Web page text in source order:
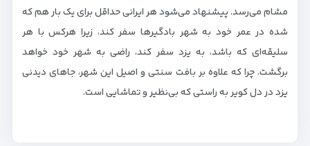
مشام می‌رسد. پیشنهاد می‌شود هر ایرانی حداقل برای یک بار هم که
شده در عمر خود به شهر بادگیرها سفر کند، زیرا هرکس با هر
سلیقه‌ای که باشد، به یزد سفر کند، راضی به شهر خود خواهد
برگشت. چرا که علاوه بر بافت سنتی و اصیل این شهر، جاهای دیدنی
یزد در دل کویر به راستی که بی‌نظیر و تماشایی است.